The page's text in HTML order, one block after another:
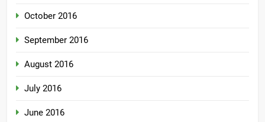
October 2016
September 2016
August 2016
July 2016
June 2016